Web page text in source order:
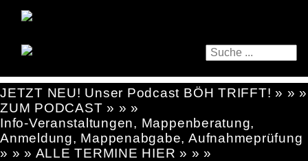
JETZT NEU! Unser Podcast BÖH TRIFFT! » » »
ZUM PODCAST » » »
Info-Veranstaltungen, Mappenberatung,
Anmeldung, Mappenabgabe, Aufnahmeprüfung
» » » ALLE TERMINE HIER » » »